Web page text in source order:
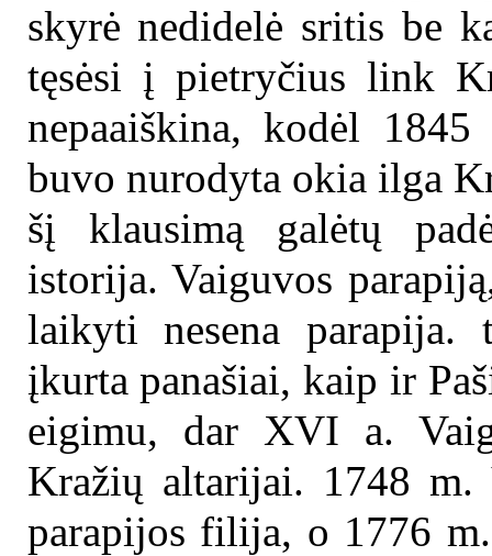
skyrė nedidelė sritis be
tęsėsi į pietryčius link
nepaaiškina, kodėl
buvo nurodyta okia ilga
šį klausimą galėtų
istorija. Vaiguvos
laikyti nesena parapija.
įkurta panašiai, kaip ir
eigimu, dar XVI a.
Kražių altarijai. 1748
parapijos filija, o 1776